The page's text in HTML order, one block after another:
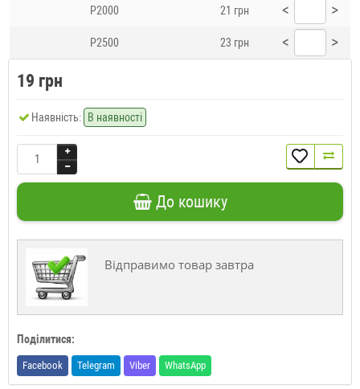
P2000 21 грн < >
P2500 23 грн < >
19 грн
Наявність: В наявності
До кошику
Відправимо товар завтра
Поділитися:
Facebook Telegram Viber WhatsApp